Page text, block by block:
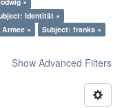
Identität ×
×
Subject: franks ×
Show Advanced Filters